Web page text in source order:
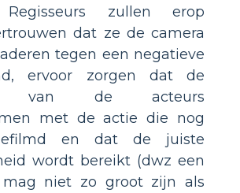
Regisseurs zullen erop
dat ze de camera
tegen een negatieve
ervoor zorgen dat de
van de acteurs
met de actie die nog
en dat de juiste
wordt bereikt (dwz een
mag niet zo groot zijn als